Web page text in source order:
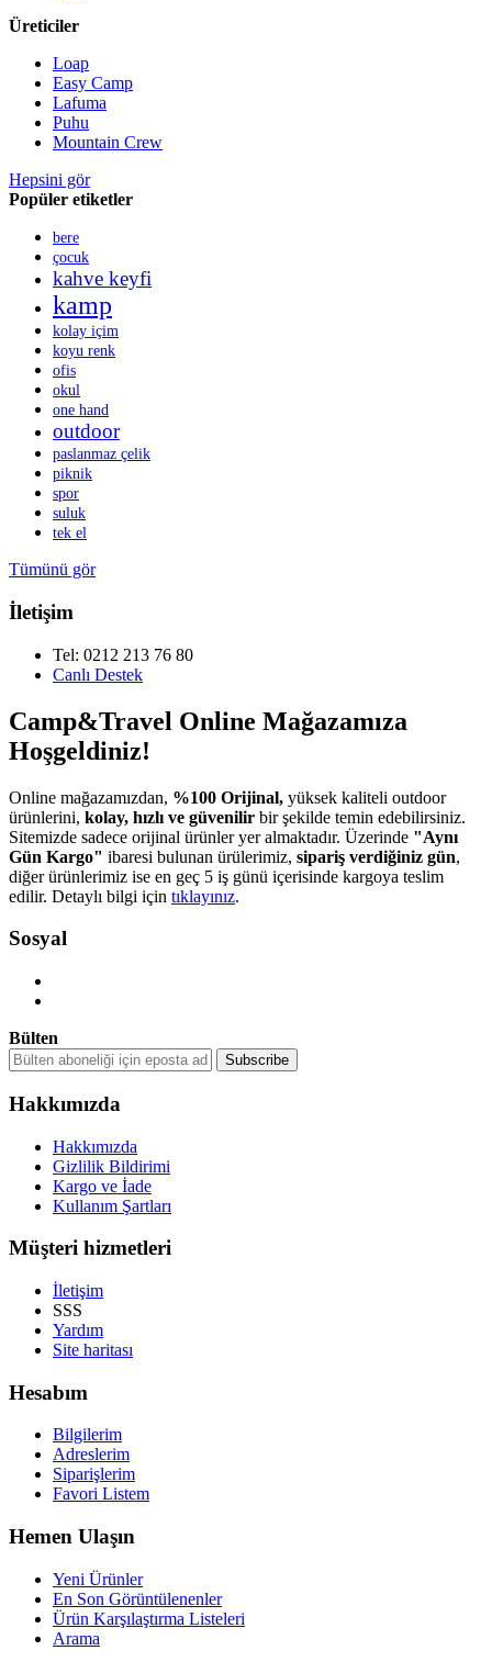
Üreticiler
Loap
Easy Camp
Lafuma
Puhu
Mountain Crew
Hepsini gör
Popüler etiketler
bere
çocuk
kahve keyfi
kamp
kolay içim
koyu renk
ofis
okul
one hand
outdoor
paslanmaz çelik
piknik
spor
suluk
tek el
Tümünü gör
İletişim
Tel: 0212 213 76 80
Canlı Destek
Camp&Travel Online Mağazamıza
Hoşgeldiniz!
Online mağazamızdan, %100 Orijinal, yüksek kaliteli outdoor
ürünlerini, kolay, hızlı ve güvenilir bir şekilde temin edebilirsiniz.
Sitemizde sadece orijinal ürünler yer almaktadır. Üzerinde "Aynı
Gün Kargo" ibaresi bulunan ürülerimiz, sipariş verdiğiniz gün,
diğer ürünlerimiz ise en geç 5 iş günü içerisinde kargoya teslim
edilir. Detaylı bilgi için tıklayınız.
Sosyal
Bülten
Hakkımızda
Hakkımızda
Gizlilik Bildirimi
Kargo ve İade
Kullanım Şartları
Müşteri hizmetleri
İletişim
SSS
Yardım
Site haritası
Hesabım
Bilgilerim
Adreslerim
Siparişlerim
Favori Listem
Hemen Ulaşın
Yeni Ürünler
En Son Görüntülenenler
Ürün Karşılaştırma Listeleri
Arama